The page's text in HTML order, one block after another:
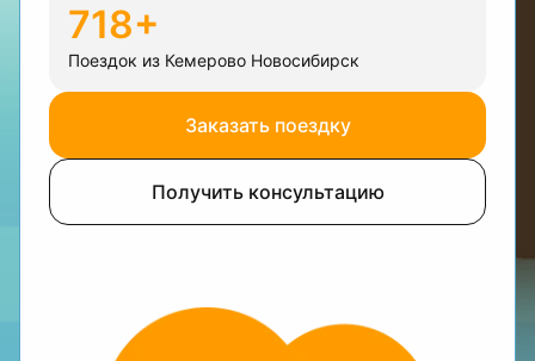
718+
Поездок из Кемерово Новосибирск
Заказать поездку
Получить консультацию